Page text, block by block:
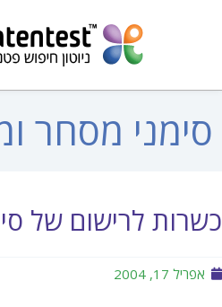
סימני מסחר
כשרות לרישום של
אפריל 17, 2004